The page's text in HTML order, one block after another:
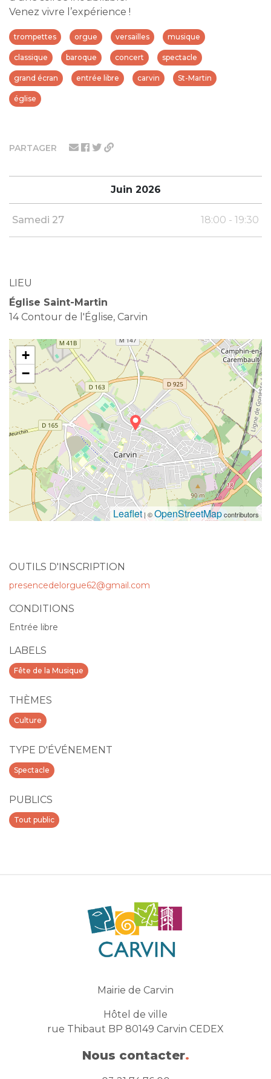
PARTAGER
Juin 2026
Samedi 27 18:00 - 19:30
LIEU
Église Saint-Martin
14 Contour de l'Église, Carvin
+
−
Leaflet| ©OpenStreetMapcontributors
OUTILS D'INSCRIPTION
presencedelorgue62@gmail.com
CONDITIONS
Entrée libre
LABELS
Fête de la Musique
THÈMES
Culture
TYPE D'ÉVÉNEMENT
Spectacle
PUBLICS
Tout public
Venez vivre l’expérience !
trompettes orgue versailles musique
classique baroque concert spectacle
grand écran entrée libre carvin St-Martin
église
Mairie de Carvin
Hôtel de ville
rue Thibaut BP 80149 Carvin CEDEX
Nous contacter.